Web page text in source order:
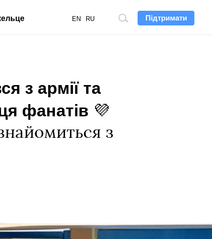
Підтримати
Пошук
EN RU
з армії та
фанатів 💜
з